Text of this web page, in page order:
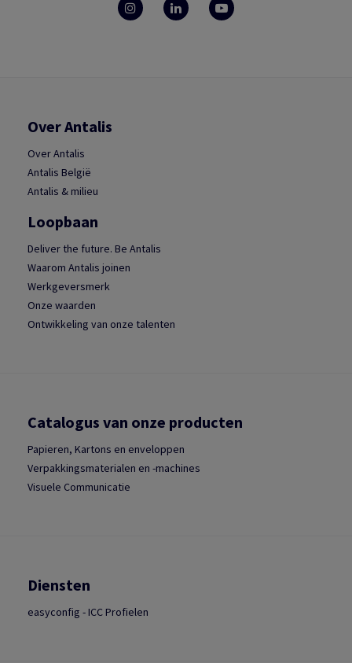
Over Antalis
Over Antalis
Antalis België
Antalis & milieu
Loopbaan
Deliver the future. Be Antalis
Waarom Antalis joinen
Werkgeversmerk
Onze waarden
Ontwikkeling van onze talenten
Catalogus van onze producten
Papieren, Kartons en enveloppen
Verpakkingsmaterialen en -machines
Visuele Communicatie
Diensten
easyconfig - ICC Profielen